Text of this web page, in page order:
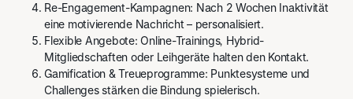
Re-Engagement-Kampagnen: Nach 2 Wochen Inaktivität
eine motivierende Nachricht – personalisiert.
Flexible Angebote: Online-Trainings, Hybrid-
Mitgliedschaften oder Leihgeräte halten den Kontakt.
Gamification & Treueprogramme: Punktesysteme und
Challenges stärken die Bindung spielerisch.